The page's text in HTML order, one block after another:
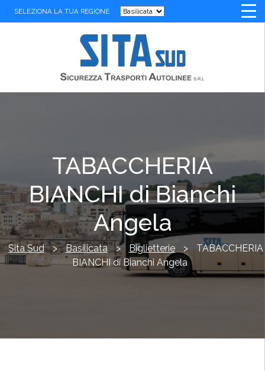
SELEZIONA LA TUA REGIONE
TABACCHERIA
BIANCHI di Bianchi
Angela
Sita Sud > Basilicata > Biglietterie >
TABACCHERIA
BIANCHI di Bianchi Angela